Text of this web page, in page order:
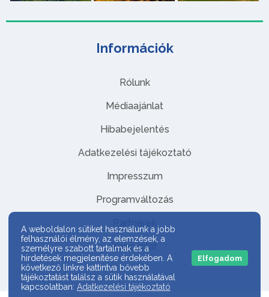
Információk
Rólunk
Médiaajánlat
Hibabejelentés
Adatkezelési tájékoztató
Impresszum
Programváltozás
Partnerek
Kapcsolat
A weboldalon sütiket használunk a jobb
felhasználói élmény, az elemzések, a
személyre szabott tartalmak és a
hirdetések megjelenítése érdekében. A
következő linkre kattintva bővebb
tájékoztatást találsz a sütik használatával
kapcsolatban: Adatkezelési tájékoztató
Elfogadom